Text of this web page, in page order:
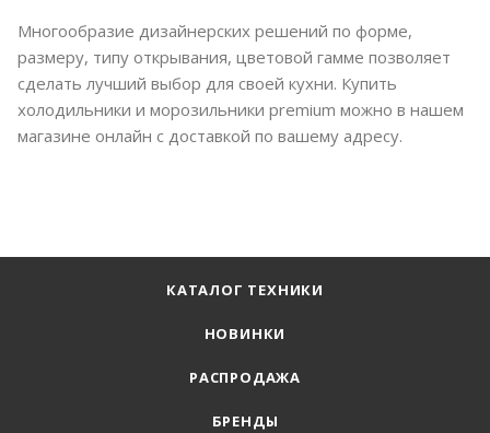
Многообразие дизайнерских решений по форме,
размеру, типу открывания, цветовой гамме позволяет
сделать лучший выбор для своей кухни. Купить
холодильники и морозильники premium можно в нашем
магазине онлайн с доставкой по вашему адресу.
КАТАЛОГ ТЕХНИКИ
НОВИНКИ
РАСПРОДАЖА
БРЕНДЫ